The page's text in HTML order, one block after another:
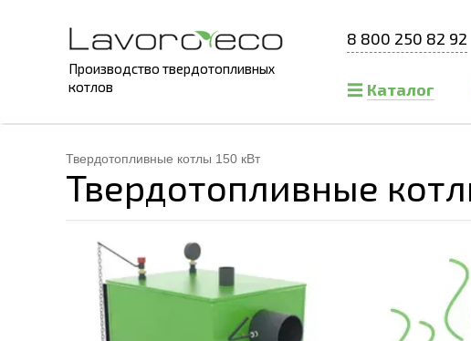
Производство твердотопливных
котлов
8 800 250 82 92
Каталог
Твердотопливные котлы 150 кВт
Твердотопливные